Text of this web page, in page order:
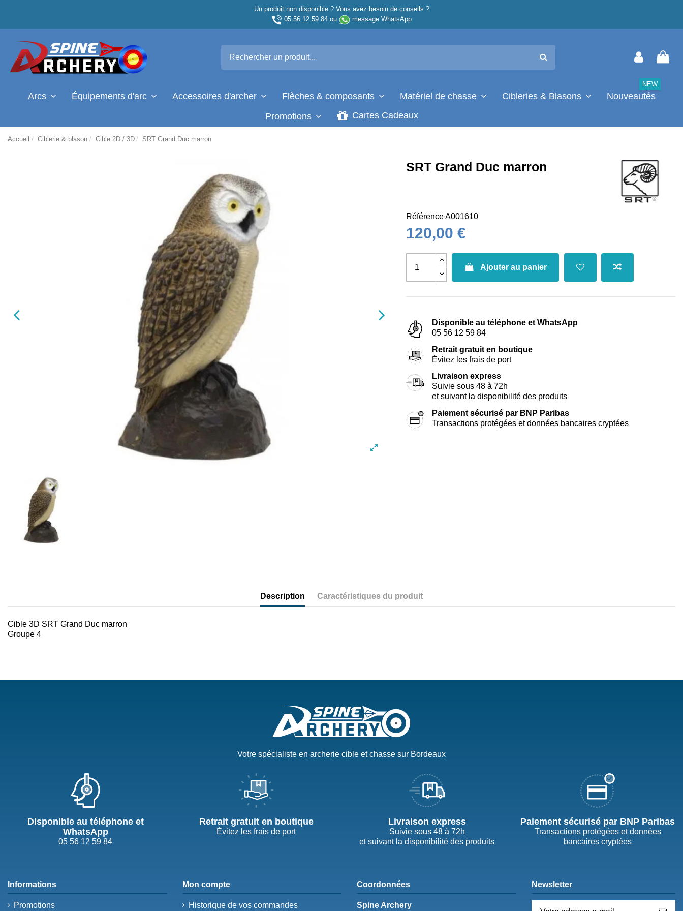
Un produit non disponible ? Vous avez besoin de conseils ?
05 56 12 59 84ou message WhatsApp
Arcs Équipements d'arc Accessoires d'archer Flèches & composants Matériel de chasse Cibleries & Blasons Nouveautés
NEW
Promotions Cartes Cadeaux
Accueil Ciblerie & blason Cible 2D / 3D SRT Grand Duc marron
SRT Grand Duc marron
RéférenceA001610
120,00 €
Ajouter au panier
Disponible au téléphone et WhatsApp
05 56 12 59 84
Retrait gratuit en boutique
Évitez les frais de port
Livraison express
Suivie sous 48 à 72h
et suivant la disponibilité des produits
Paiement sécurisé par BNP Paribas
Transactions protégées et données bancaires cryptées
Description Caractéristiques du produit
Cible 3D SRT Grand Duc marron
Groupe 4
Votre spécialiste en archerie cible et chasse sur Bordeaux
Disponible au téléphone et
WhatsApp
05 56 12 59 84
Retrait gratuit en boutique
Évitez les frais de port
Livraison express
Suivie sous 48 à 72h
et suivant la disponibilité des produits
Paiement sécurisé par BNP Paribas
Transactions protégées et données
bancaires cryptées
Informations
Promotions
Mon compte
Historique de vos commandes
Coordonnées
Spine Archery
Newsletter